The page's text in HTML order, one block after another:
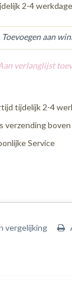
2-4
verlanglijst
tijdelijk 2-4
verzending boven
Service
vergelijking